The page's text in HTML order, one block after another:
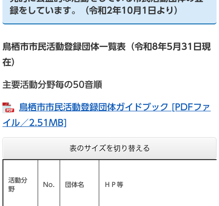
録をしています。（令和2年10月1日より）
鳥栖市市民活動登録団体一覧表（令和8年5月31日 現
在）
主要活動分野毎の50音順
鳥栖市市民活動登録団体ガイドブック [PDFファ
イル／2.51MB]
表のサイズを切り替える
活動分
野
No. 団体名 ＨＰ等